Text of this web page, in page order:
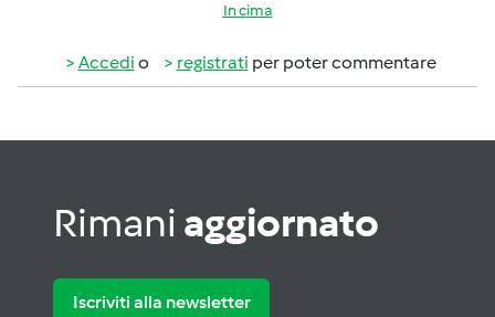
In cima
Accedi o registrati per poter commentare
Rimani aggiornato
Iscriviti alla newsletter